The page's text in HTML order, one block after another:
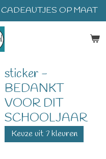
OP MAAT
sticker -
BEDANKT
VOOR DIT
SCHOOLJAAR
Keuze uit 7 kleuren